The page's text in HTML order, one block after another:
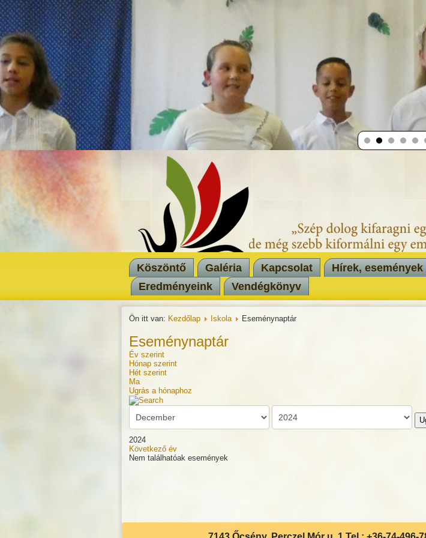
Köszöntő Galéria Kapcsolat Hírek, események
Eredményeink
Vendégkönyv
Ön itt van: Kezdőlap Iskola Eseménynaptár
Eseménynaptár
Év szerint
Hónap szerint
Hét szerint
Ma
Ugrás a hónaphoz
2024
Következő év
Nem találhatóak események